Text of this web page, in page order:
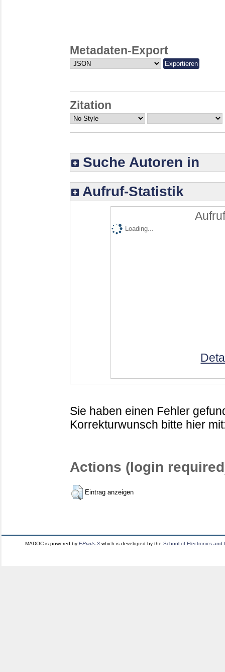
Metadaten-Export
Zitation
Suche Autoren in
Aufruf-Statistik
Loading...
Sie haben einen Fehler
Korrekturwunsch bitte hier
Actions (login
Eintrag anzeigen
MADOC is powered byEPrints 3 which is developed by theSchool of Electronics and